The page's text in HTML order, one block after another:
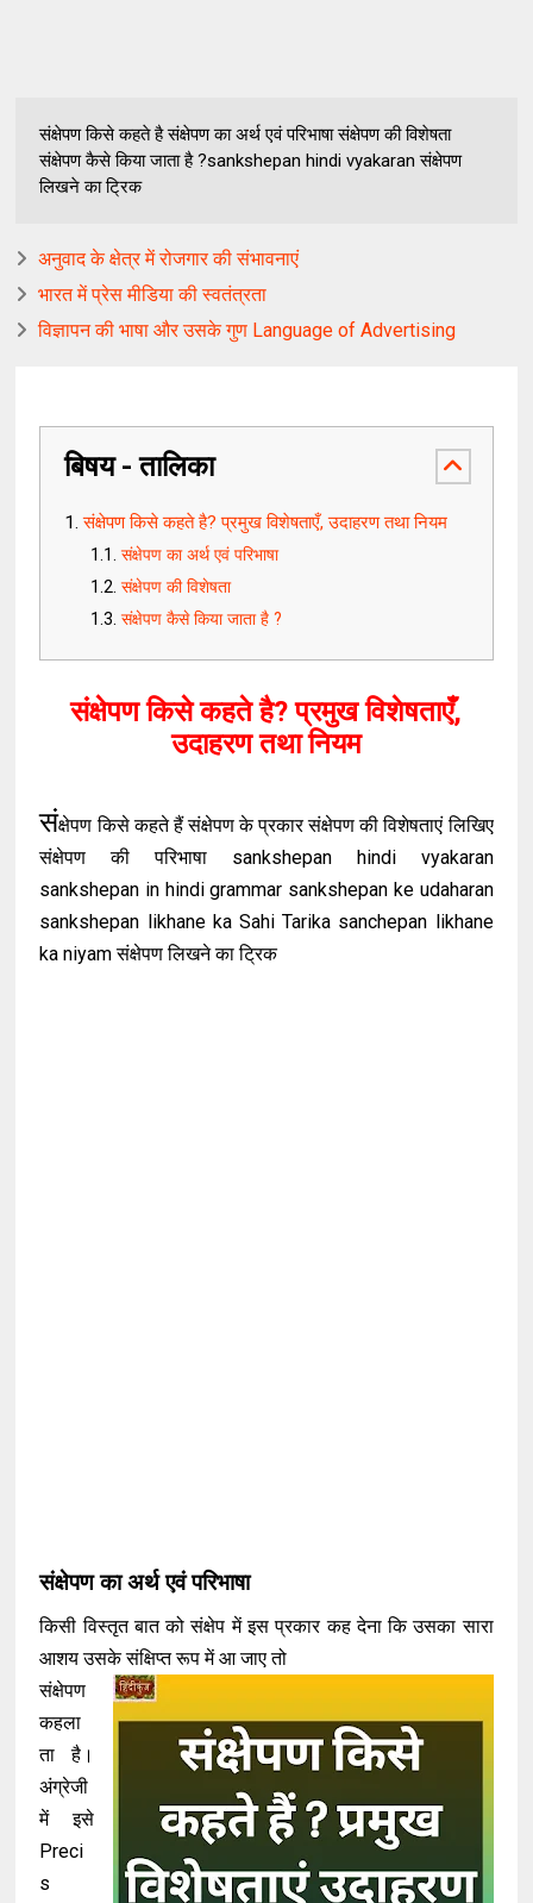
संक्षेपण किसे कहते है संक्षेपण का अर्थ एवं परिभाषा संक्षेपण की विशेषता
संक्षेपण कैसे किया जाता है ?sankshepan hindi vyakaran संक्षेपण
लिखने का ट्रिक
अनुवाद के क्षेत्र में रोजगार की संभावनाएं
भारत में प्रेस मीडिया की स्वतंत्रता
विज्ञापन की भाषा और उसके गुण Language of Advertising
बिषय - तालिका
संक्षेपण किसे कहते है? प्रमुख विशेषताएँ, उदाहरण तथा नियम
संक्षेपण का अर्थ एवं परिभाषा
संक्षेपण की विशेषता
संक्षेपण कैसे किया जाता है ?
संक्षेपण किसे कहते है? प्रमुख विशेषताएँ,
उदाहरण तथा नियम
संक्षेपण किसे कहते हैं संक्षेपण के प्रकार संक्षेपण की विशेषताएं लिखिए
संक्षेपण की परिभाषा sankshepan hindi vyakaran
sankshepan in hindi grammar sankshepan ke udaharan
sankshepan likhane ka Sahi Tarika sanchepan likhane
ka niyam संक्षेपण लिखने का ट्रिक
संक्षेपण का अर्थ एवं परिभाषा
किसी विस्तृत बात को संक्षेप में इस प्रकार कह देना कि उसका सारा
आशय उसके संक्षिप्त रूप में आ जाए तो
संक्षेपण
कहला
ता है।
अंग्रेजी
में इसे
Preci
s